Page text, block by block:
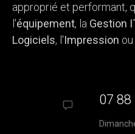
approprié et performant,
l'équipement, la Gestion
Logiciels, l'Impression
07 88